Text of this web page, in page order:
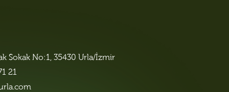
Sokak No:1, 35430 Urla/İzmir
21